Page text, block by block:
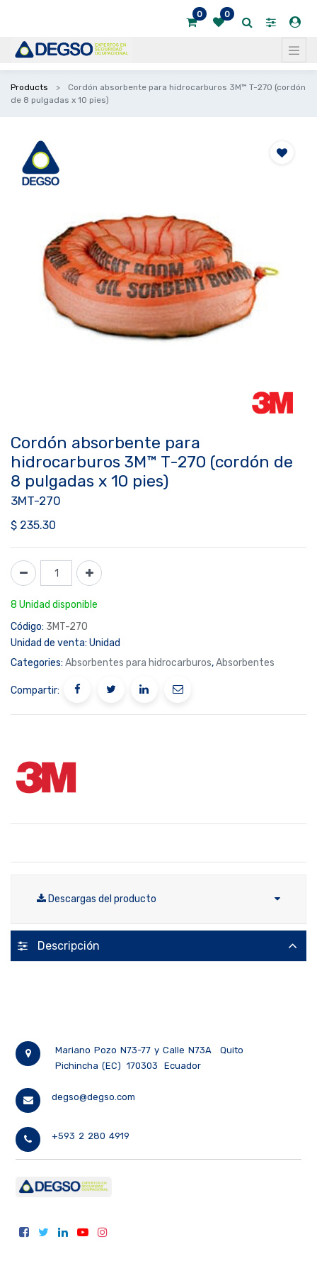
0 0
Products
Cordón absorbente para hidrocarburos 3M™ T-270 (cordón
de 8 pulgadas x 10 pies)
Cordón absorbente para
hidrocarburos 3M™ T-270 (cordón de
8 pulgadas x 10 pies)
3MT-270
$ 235.30
8 Unidad disponible
Código: 3MT-270
Unidad de venta: Unidad
Categories: Absorbentes para hidrocarburos,Absorbentes
Compartir:
Descargas del producto
Descripción
Mariano Pozo N73-77 y Calle N73A
Quito
Pichincha (EC)
170303 Ecuador
degso@degso.com
+593 2 280 4919